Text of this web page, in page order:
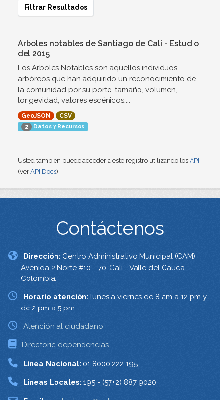
Filtrar Resultados
Arboles notables de Santiago de Cali - Estudio
del 2015
Los Arboles Notables son aquellos individuos
arbóreos que han adquirido un reconocimiento de
la comunidad por su porte, tamaño, volumen,
longevidad, valores escénicos,...
GeoJSON
CSV
2 Datos y Recursos
Usted también puede acceder a este registro utilizando los API
(ver API Docs).
Contáctenos
Dirección: Centro Administrativo Municipal (CAM)
Avenida 2 Norte #10 - 70. Cali - Valle del Cauca -
Colombia.
Horario atención: lunes a viernes de 8 am a 12 pm y
de 2 pm a 5 pm.
Atención al ciudadano
Directorio dependencias
Linea Nacional: 01 8000 222 195
Lineas Locales: 195 - (57+2) 887 9020